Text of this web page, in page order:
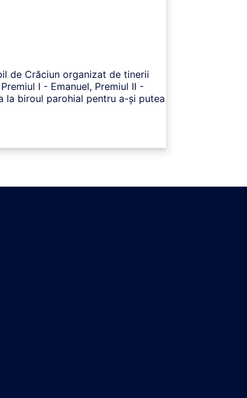
de Crăciun organizat de tinerii
I - Emanuel, Premiul II -
la biroul parohial pentru a-și putea